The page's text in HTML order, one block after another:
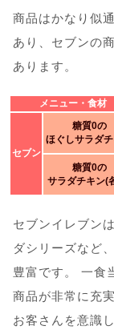
商品はかなり似
あり、セブンの
あります。
メニュー・食材
セブン
糖質0の
ほぐしサラダ
糖質0の
サラダチキン(
セブンイレブン
ダシリーズなど
豊富です。 一食
商品が非常に充
お客さんを意識